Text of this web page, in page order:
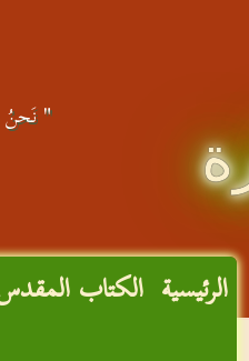
" نَحنُ
الرئيسية الكتاب